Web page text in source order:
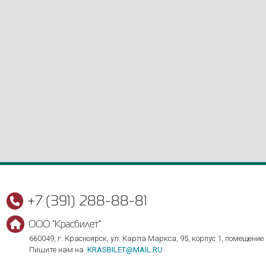
+7 (391) 288-88-81
ООО "Красбилет"
660049, г. Красноярск, ул. Карла Маркса, 95, корпус 1, помещение
Пишите нам на KRASBILET@MAIL.RU